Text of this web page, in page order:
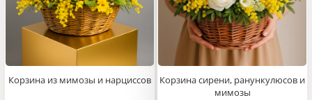
Корзина из мимозы и нарциссов
Корзина сирени, ранункулюсов и
мимозы